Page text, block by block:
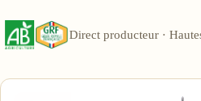
Direct producteur ·